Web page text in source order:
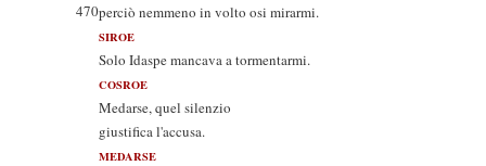
470perciò nemmeno in volto osi mirarmi.
SIROE
Solo Idaspe mancava a tormentarmi.
COSROE
Medarse, quel silenzio
giustifica l'accusa.
MEDARSE